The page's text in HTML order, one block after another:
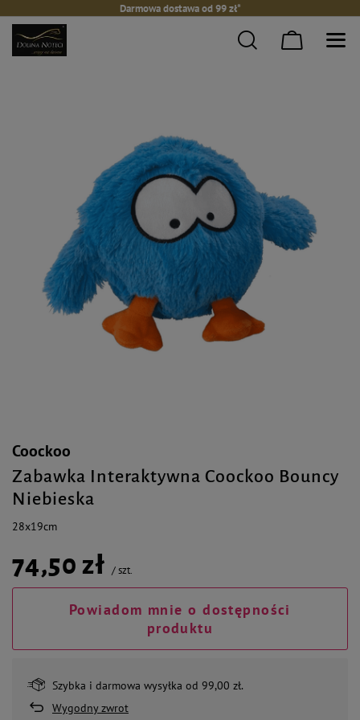
Darmowa dostawa od 99 zł*
Coockoo
Zabawka Interaktywna Coockoo Bouncy
Niebieska
28x19cm
74,50 zł /szt.
Powiadom mnie o dostępności
produktu
Szybka i darmowa wysyłka od 99,00 zł.
Wygodny zwrot